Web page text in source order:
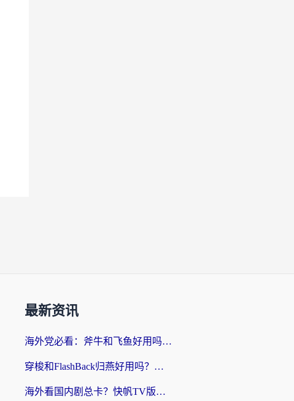
最新资讯
海外党必看：斧牛和飞鱼好用吗？3步选对回国加速器，无缝刷剧玩国服
穿梭和FlashBack归燕好用吗？海外党亲测3款热门回国加速器，教你选对不踩坑
海外看国内剧总卡？快帆TV版VPN好用吗？和快滚VPN对比哪个回国效果更好？